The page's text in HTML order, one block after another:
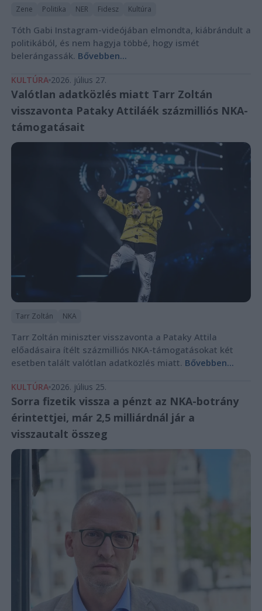
Zene Politika NER Fidesz Kultúra
Tóth Gabi Instagram-videójában elmondta, kiábrándult a
politikából, és nem hagyja többé, hogy ismét
belerángassák. Bővebben...
KULTÚRA 2026. július 27.
Valótlan adatközlés miatt Tarr Zoltán
visszavonta Pataky Attiláék százmilliós NKA-
támogatásait
Tarr Zoltán NKA
Tarr Zoltán miniszter visszavonta a Pataky Attila
előadásaira ítélt százmilliós NKA-támogatásokat két
esetben talált valótlan adatközlés miatt. Bővebben...
KULTÚRA 2026. július 25.
Sorra fizetik vissza a pénzt az NKA-botrány
érintettjei, már 2,5 milliárdnál jár a
visszautalt összeg